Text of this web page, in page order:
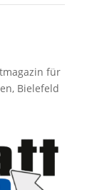
für
Bielefeld